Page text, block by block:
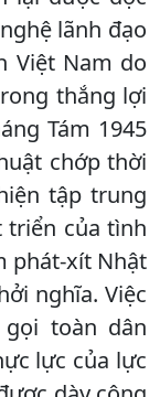
lãnh đạo
Việt Nam do
thắng lợi
Tám 1945
chớp thời
tập trung
triển của tình
phát-xít Nhật
nghĩa. Việc
toàn dân
lực của lực